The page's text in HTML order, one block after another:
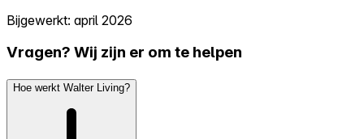
Bijgewerkt: april 2026
Vragen? Wij zijn er om te helpen
Hoe werkt Walter Living?